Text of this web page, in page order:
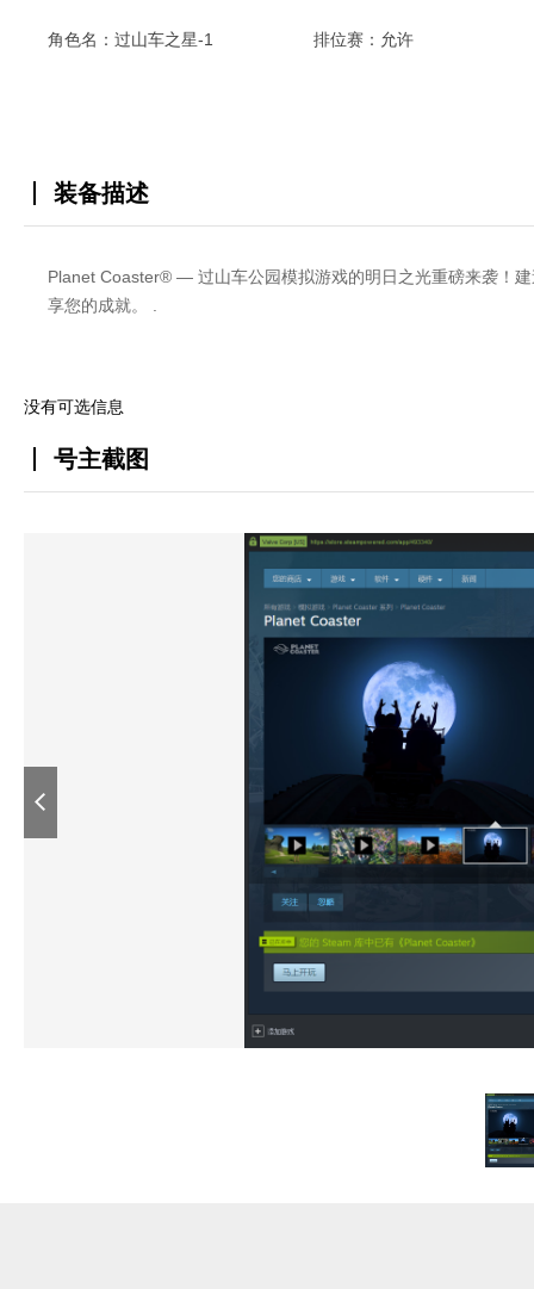
角色名：过山车之星-1 排位赛：允许
装备描述
Planet Coaster® — 过山车公园模拟游戏的明日之光重磅来袭！
享您的成就。 .
没有可选信息
号主截图